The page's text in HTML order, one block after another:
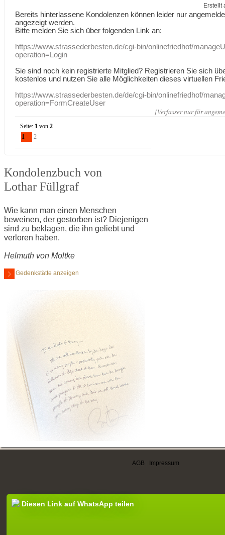
Erstellt
Bereits hinterlassene Kondolenzen können leider nur
angezeigt werden.
Bitte melden Sie sich über folgenden Link an:
https://www.strassederbesten.de/cgi-bin/onlinefriedhof/
operation=Login
Sie sind noch kein registrierte Mitglied? Registrieren Sie sich
kostenlos und nutzen Sie alle Möglichkeiten dieses virtuellen
https://www.strassederbesten.de/de/cgi-bin/onlinefriedhof/
operation=FormCreateUser
[Verfasser nur für
Seite: 1 von2
1
2
Kondolenzbuch von
Lothar Füllgraf
Wie kann man einen Menschen
beweinen, der gestorben ist? Diejenigen
sind zu beklagen, die ihn geliebt und
verloren haben.
Helmuth von Moltke
Gedenkstätte anzeigen
AGB Impressum
Diesen Link auf WhatsApp teilen